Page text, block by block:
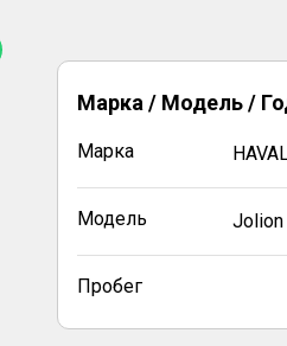
Марка / Модель /
Марка
Модель Jolion
Пробег